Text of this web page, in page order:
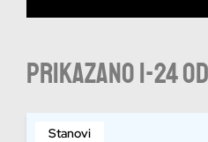
Prikazano 1-24
Stanovi